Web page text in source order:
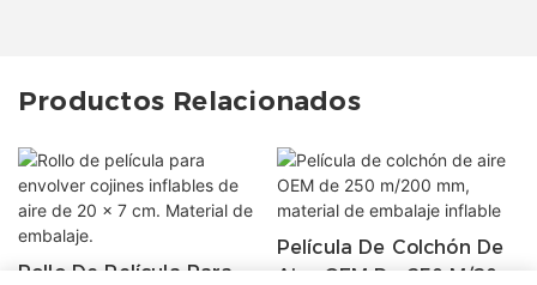
Productos Relacionados
Rollo De Película Para
Película De Colchón De
Aire OEM De 250 M/200